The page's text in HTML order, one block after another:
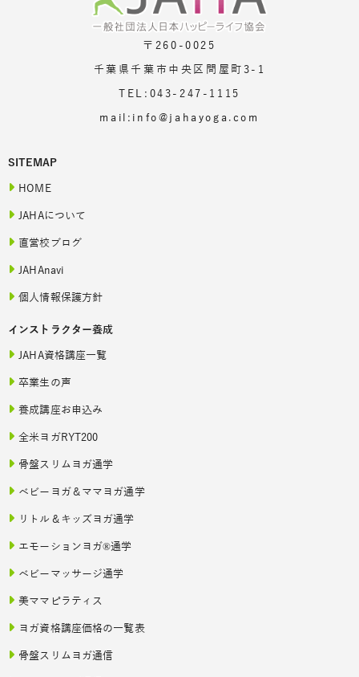
〒260-0025
千葉県千葉市中央区問屋町3-1
TEL:043-247-1115
mail:info@jahayoga.com
SITEMAP
HOME
JAHAについて
直営校ブログ
JAHAnavi
個人情報保護方針
インストラクター養成
JAHA資格講座一覧
卒業生の声
養成講座お申込み
全米ヨガRYT200
骨盤スリムヨガ通学
ベビーヨガ＆ママヨガ通学
リトル＆キッズヨガ通学
エモーションヨガ®通学
ベビーマッサージ通学
美ママピラティス
ヨガ資格講座価格の一覧表
骨盤スリムヨガ通信